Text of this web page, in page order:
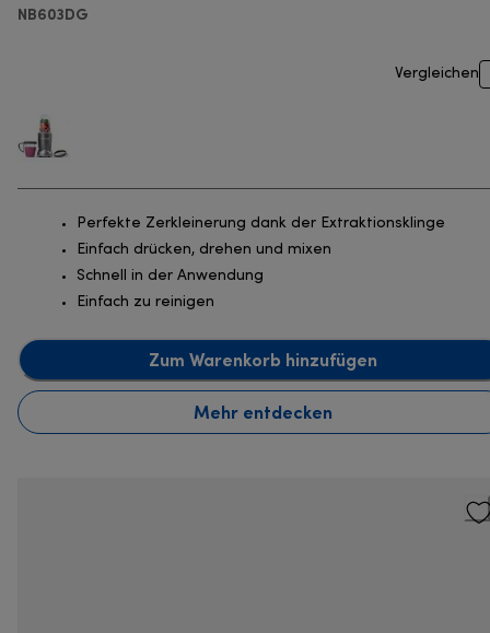
NB603DG
Vergleichen
Perfekte Zerkleinerung dank der Extraktionsklinge
Einfach drücken, drehen und mixen
Schnell in der Anwendung
Einfach zu reinigen
Zum Warenkorb hinzufügen
Mehr entdecken